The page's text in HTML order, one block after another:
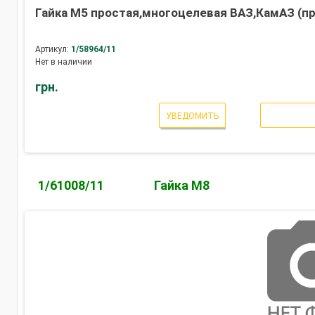
Гайка М5 простая,многоцелевая ВАЗ,КамАЗ
Артикул: 1/58964/11
Нет в наличии
грн.
УВЕДОМИТЬ
1/61008/11 Гайка М8